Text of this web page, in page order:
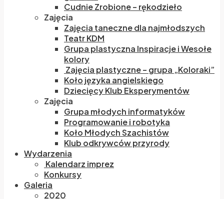
Cudnie Zrobione – rękodzieło
Zajęcia
Zajęcia taneczne dla najmłodszych
Teatr KDM
Grupa plastyczna Inspiracje i Wesołe
kolory
Zajęcia plastyczne – grupa „Koloraki”
Koło języka angielskiego
Dziecięcy Klub Eksperymentów
Zajęcia
Grupa młodych informatyków
Programowanie i robotyka
Koło Młodych Szachistów
Klub odkrywców przyrody
Wydarzenia
Kalendarz imprez
Konkursy
Galeria
2020